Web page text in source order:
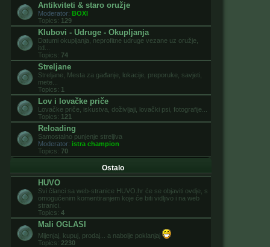
Antikviteti & staro oružje
Moderator: BOXI
Topics: 129
Klubovi - Udruge - Okupljanja
Datumi okupljanja, neprofitne udruge vezane uz oružje,
itd...
Topics: 74
Streljane
Streljane, Mesta za gađanje, lokacije, preporuke, savjeti,
mete...
Topics: 1
Lov i lovačke priče
Lovačke priče, iskustva, doživljaji, lovački psi, fotografije...
Topics: 121
Reloading
Samostalno punjenje streljiva
Moderator: istra champion
Topics: 70
Ostalo
HUVO
Svi članci sa web-stranice HUVO.hr će se objaviti ovdje, s
omogućenim komentiranjem koje će biti vidljivo i na web
stranici.
Topics: 4
Mali OGLASI
Mijenjaj, kupuj, prodaj... a nabolje poklanjaj
Topics: 2230